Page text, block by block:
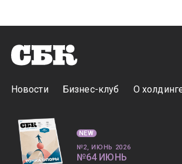
Новости Бизнес-клуб О
NEW
№2, ИЮНЬ 2026
№64 ИЮНЬ